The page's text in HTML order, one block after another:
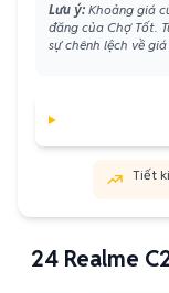
Lưu ý: Khoảng giá
đăng của Chợ Tốt.
sự chênh lệch về giá
Tiết
24 Realme